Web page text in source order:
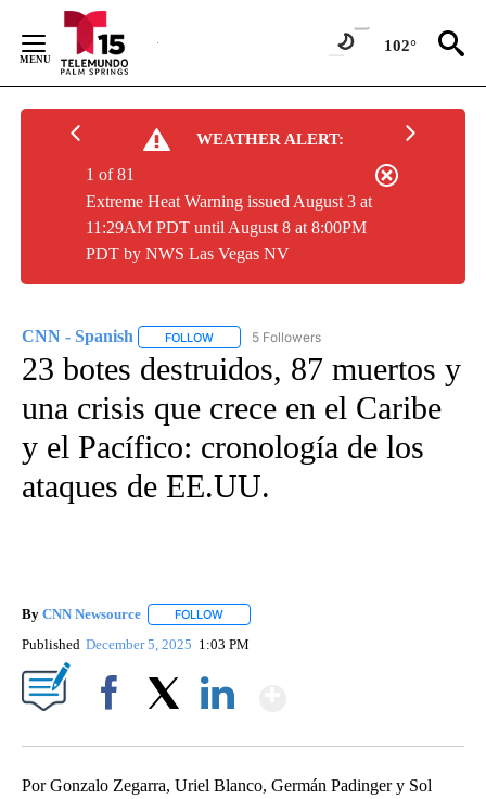
Content
102°
WEATHER ALERT:
Extreme Heat Warning issued August 3 at
11:29AM PDT until August 8 at 8:00PM
PDT by NWS Las Vegas NV
1 of 81
CNN - Spanish FOLLOW FOLLOW "CNN - SPANISH" TO RECEIVE
5 Followers
23 botes destruidos, 87 muertos y
una crisis que crece en el Caribe
y el Pacífico: cronología de los
ataques de EE.UU.
By CNN Newsource FOLLOW
Published December 5, 2025 1:03 PM
Por Gonzalo Zegarra, Uriel Blanco, Germán Padinger y Sol